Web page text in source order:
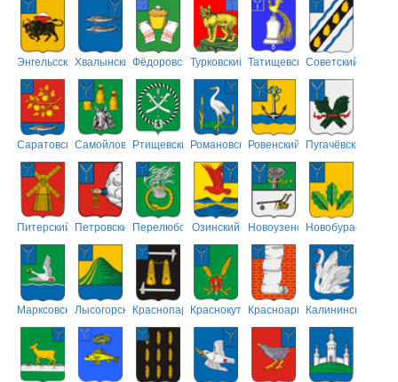
ЭнгельсскийХвалынскийФёдоровскийТурковский ТатищевскийСоветский
СаратовскийСамойловскийРтищевскийРомановскийРовенский Пугачёвский
Питерский ПетровскийПерелюбскийОзинский НовоузенскийНовобурасский
МарксовскийЛысогорскийКраснопартизанский
КраснокутскийКрасноармейский
Калининский